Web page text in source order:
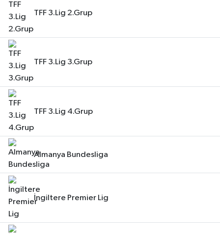
TFF 3.Lig 2.Grup
TFF 3.Lig 3.Grup
TFF 3.Lig 4.Grup
Almanya Bundesliga
İngiltere Premier Lig